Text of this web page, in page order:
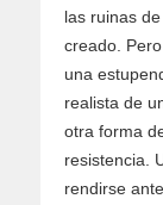
las ruinas
creado.
una
realista de
otra forma
resistencia.
rendirse